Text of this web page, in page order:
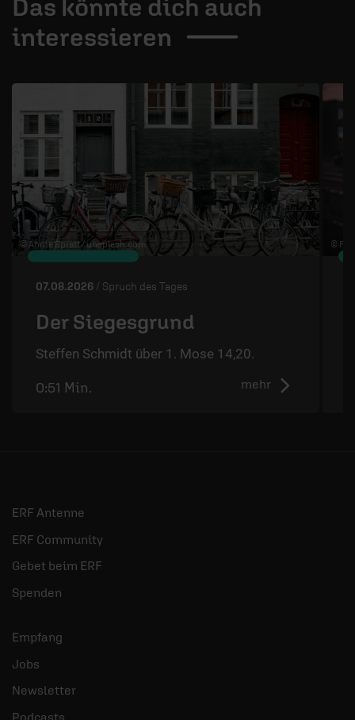
Das könnte dich auch
interessieren
© Annie Spratt /unsplash.com
07.08.2026 / Spruch des Tages
Der Siegesgrund
Steffen Schmidt über 1. Mose 14,20.
mehr
0:51 Min.
© Flo
ERF Antenne
ERF Community
Gebet beim ERF
Spenden
Empfang
Jobs
Newsletter
Podcasts